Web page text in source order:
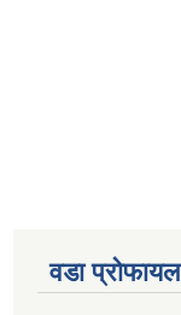
वडा प्रोफायल